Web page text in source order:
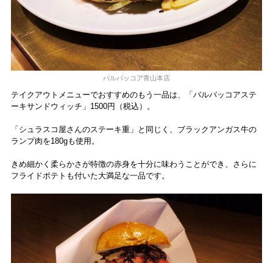
バルバッコア青山本店
テイクアウトメニューでおすすめのもう一品は、「バルバッコアステ
ーキサンドウィッチ」1500円（税込）。
「シュラスコ屋さんのステーキ重」と同じく、ブラックアンガス牛の
ランプ肉を180gも使用。
きめ細かく柔らかさが特徴の赤身を十分に味わうことができ、さらに
フライドポテトも付いた大満足な一品です。